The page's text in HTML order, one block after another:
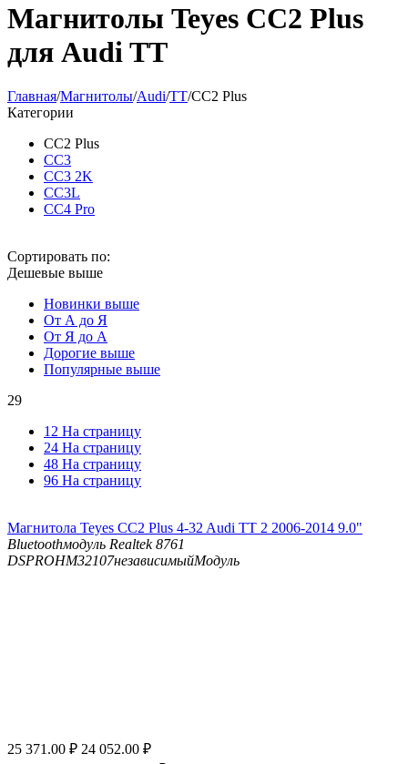
Магнитолы Teyes CC2 Plus
для Audi TT
Главная/Магнитолы/Audi/TT/CC2 Plus
Категории
CC2 Plus
CC3
CC3 2K
CC3L
CC4 Pro
Сортировать по:
Дешевые выше
Новинки выше
От А до Я
От Я до А
Дорогие выше
Популярные выше
29
12 На страницу
24 На страницу
48 На страницу
96 На страницу
Магнитола Teyes CC2 Plus 4-32 Audi TT 2 2006-2014 9.0"
Bluetoothмодуль Realtek 8761
DSPROHM32107независимыйМодуль
25 371.00 ₽ 24 052.00 ₽